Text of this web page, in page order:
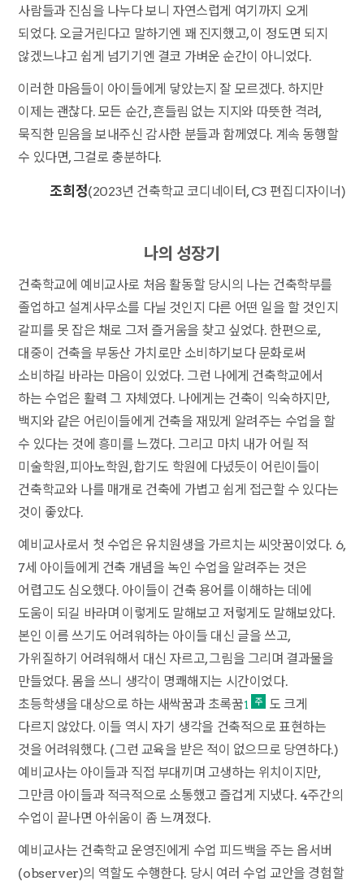
사람들과 진심을 나누다 보니 자연스럽게 여기까지 오게
되었다. 오글거린다고 말하기엔 꽤 진지했고, 이 정도면 되지
않겠느냐고 쉽게 넘기기엔 결코 가벼운 순간이 아니었다.
이러한 마음들이 아이들에게 닿았는지 잘 모르겠다. 하지만
이제는 괜찮다. 모든 순간, 흔들림 없는 지지와 따뜻한 격려,
묵직한 믿음을 보내주신 감사한 분들과 함께였다. 계속 동행할
수 있다면, 그걸로 충분하다.
조희정(2023년 건축학교 코디네이터, C3 편집디자이너)
나의 성장기
건축학교에 예비교사로 처음 활동할 당시의 나는 건축학부를
졸업하고 설계사무소를 다닐 것인지 다른 어떤 일을 할 것인지
갈피를 못 잡은 채로 그저 즐거움을 찾고 싶었다. 한편으로,
대중이 건축을 부동산 가치로만 소비하기보다 문화로써
소비하길 바라는 마음이 있었다. 그런 나에게 건축학교에서
하는 수업은 활력 그 자체였다. 나에게는 건축이 익숙하지만,
백지와 같은 어린이들에게 건축을 재밌게 알려주는 수업을 할
수 있다는 것에 흥미를 느꼈다. 그리고 마치 내가 어릴 적
미술학원, 피아노학원, 합기도 학원에 다녔듯이 어린이들이
건축학교와 나를 매개로 건축에 가볍고 쉽게 접근할 수 있다는
것이 좋았다.
예비교사로서 첫 수업은 유치원생을 가르치는 씨앗꿈이었다. 6,
7세 아이들에게 건축 개념을 녹인 수업을 알려주는 것은
어렵고도 심오했다. 아이들이 건축 용어를 이해하는 데에
도움이 되길 바라며 이렇게도 말해보고 저렇게도 말해보았다.
본인 이름 쓰기도 어려워하는 아이들 대신 글을 쓰고,
가위질하기 어려워해서 대신 자르고, 그림을 그리며 결과물을
만들었다. 몸을 쓰니 생각이 명쾌해지는 시간이었다.
초등학생을 대상으로 하는 새싹꿈과 초록꿈1
도 크게
다르지 않았다. 이들 역시 자기 생각을 건축적으로 표현하는
것을 어려워했다. (그런 교육을 받은 적이 없으므로 당연하다.)
예비교사는 아이들과 직접 부대끼며 고생하는 위치이지만,
그만큼 아이들과 적극적으로 소통했고 즐겁게 지냈다. 4주간의
수업이 끝나면 아쉬움이 좀 느껴졌다.
예비교사는 건축학교 운영진에게 수업 피드백을 주는 옵서버
(observer)의 역할도 수행한다. 당시 여러 수업 교안을 경험할